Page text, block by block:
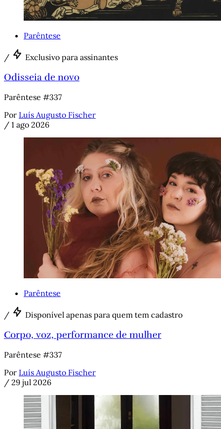
Parêntese
/ Exclusivo para assinantes
Odisseia de novo
Parêntese #337
Por Luís Augusto Fischer
/ 1 ago 2026
Parêntese
/ Disponível apenas para quem tem cadastro
Corpo, voz, performance de mulher
Parêntese #337
Por Luís Augusto Fischer
/ 29 jul 2026